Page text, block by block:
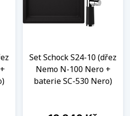
Set Schock S24-10 (dřez
Nemo N-100 Nero +
baterie SC-530 Nero)